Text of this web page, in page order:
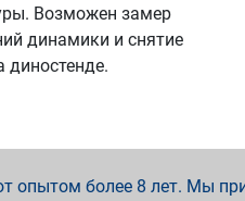
Возможен замер
динамики и снятие
диностенде.
опытом более 8 лет. Мы